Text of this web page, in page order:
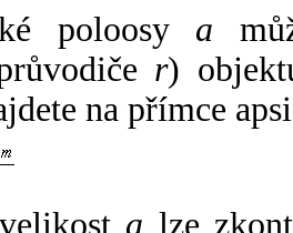
poloosy a
r)
na přímce
a lze